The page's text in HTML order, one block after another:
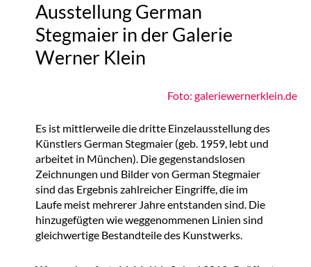
Ausstellung German
Stegmaier in der Galerie
Werner Klein
Foto: galeriewernerklein.de
Es ist mittlerweile die dritte Einzelausstellung des
Künstlers German Stegmaier (geb. 1959, lebt und
arbeitet in München). Die gegenstandslosen
Zeichnungen und Bilder von German Stegmaier
sind das Ergebnis zahlreicher Eingriffe, die im
Laufe meist mehrerer Jahre entstanden sind. Die
hinzugefügten wie weggenommenen Linien sind
gleichwertige Bestandteile des Kunstwerks.